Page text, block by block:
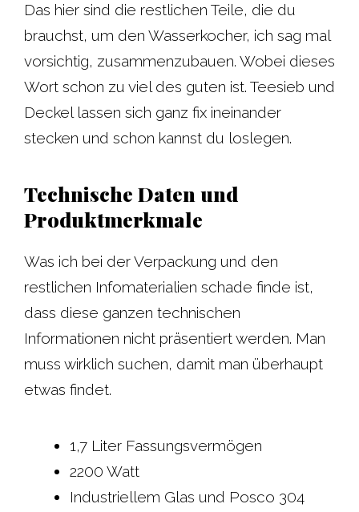
Das hier sind die restlichen Teile, die du
brauchst, um den Wasserkocher, ich sag mal
vorsichtig, zusammenzubauen. Wobei dieses
Wort schon zu viel des guten ist. Teesieb und
Deckel lassen sich ganz fix ineinander
stecken und schon kannst du loslegen.
Technische Daten und
Produktmerkmale
Was ich bei der Verpackung und den
restlichen Infomaterialien schade finde ist,
dass diese ganzen technischen
Informationen nicht präsentiert werden. Man
muss wirklich suchen, damit man überhaupt
etwas findet.
1,7 Liter Fassungsvermögen
2200 Watt
Industriellem Glas und Posco 304